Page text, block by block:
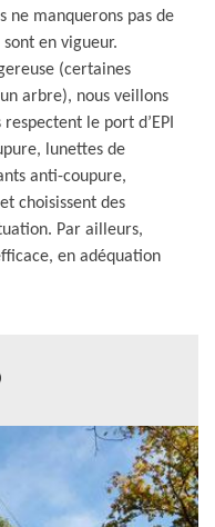
ne manquerons pas de
en vigueur.
(certaines
arbre), nous veillons
le port d’EPI
lunettes de
anti-coupure,
choisissent des
Par ailleurs,
en adéquation